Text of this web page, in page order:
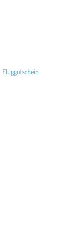
Fluggutschein